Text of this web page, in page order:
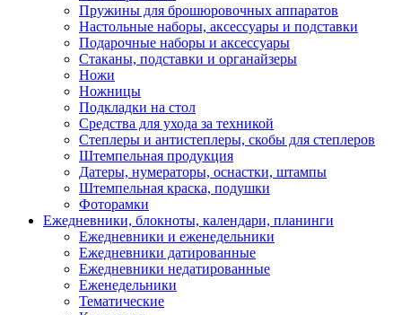
Пружины для брошюровочных аппаратов
Настольные наборы, аксессуары и подставки
Подарочные наборы и аксессуары
Стаканы, подставки и органайзеры
Ножи
Ножницы
Подкладки на стол
Средства для ухода за техникой
Степлеры и антистеплеры, скобы для степлеров
Штемпельная продукция
Датеры, нумераторы, оснастки, штампы
Штемпельная краска, подушки
Фоторамки
Ежедневники, блокноты, календари, планинги
Ежедневники и еженедельники
Ежедневники датированные
Ежедневники недатированные
Еженедельники
Тематические